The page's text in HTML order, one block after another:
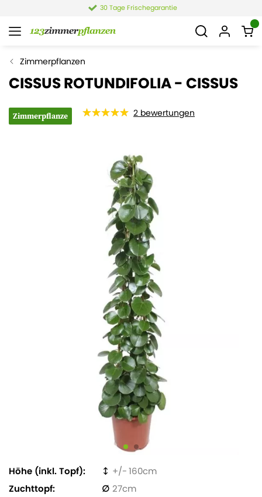
4,4 von 6.021 Bewertungen
Zimmerpflanzen
CISSUS ROTUNDIFOLIA - CISSUS
Zimmerpflanze 2 bewertungen
Höhe (inkl. Topf)
160
Zuchttopf
27